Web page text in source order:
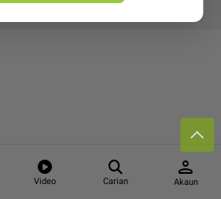
Video Carian
person
Akaun